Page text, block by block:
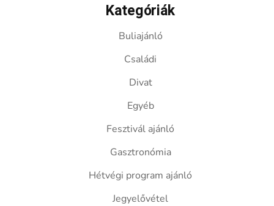
Kategóriák
Buliajánló
Családi
Divat
Egyéb
Fesztivál ajánló
Gasztronómia
Hétvégi program ajánló
Jegyelővétel